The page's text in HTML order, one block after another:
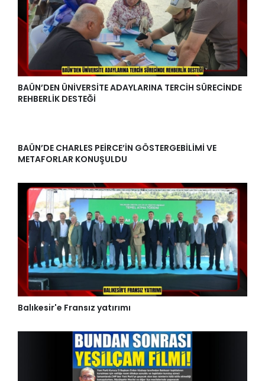
BAÜN’DEN ÜNİVERSİTE ADAYLARINA TERCİH SÜRECİNDE
REHBERLİK DESTEĞİ
BAÜN’DE CHARLES PEİRCE’İN GÖSTERGEBİLİMİ VE
METAFORLAR KONUŞULDU